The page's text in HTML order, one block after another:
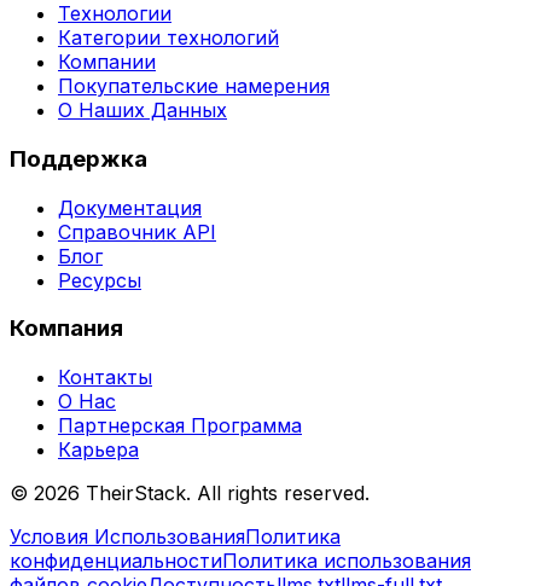
Технологии
Категории технологий
Компании
Покупательские намерения
О Наших Данных
Поддержка
Документация
Справочник API
Блог
Ресурсы
Компания
Контакты
О Нас
Партнерская Программа
Карьера
© 2026 TheirStack. All rights reserved.
Условия ИспользованияПолитика
конфиденциальностиПолитика использования